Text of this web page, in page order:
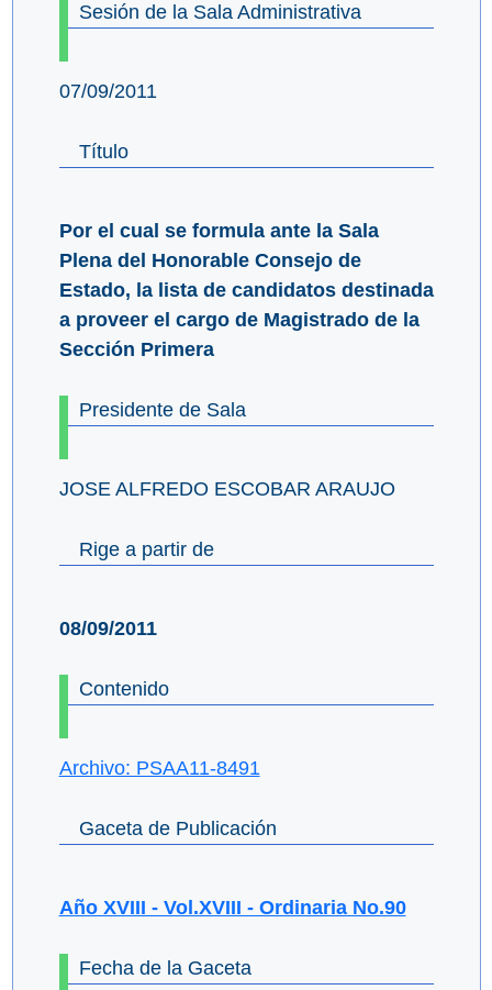
Sesión de la Sala Administrativa
07/09/2011
Título
Por el cual se formula ante la Sala
Plena del Honorable Consejo de
Estado, la lista de candidatos destinada
a proveer el cargo de Magistrado de la
Sección Primera
Presidente de Sala
JOSE ALFREDO ESCOBAR ARAUJO
Rige a partir de
08/09/2011
Contenido
Archivo: PSAA11-8491
Gaceta de Publicación
Año XVIII - Vol.XVIII - Ordinaria No.90
Fecha de la Gaceta